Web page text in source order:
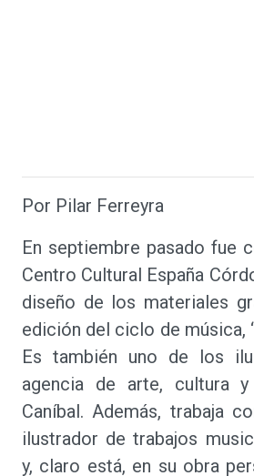
Por Pilar Ferreyra
En septiembre pasado fue
Centro Cultural España
diseño de los materiales
edición del ciclo de música,
Es también uno de los
agencia de arte, cultura y
Caníbal. Además, trabaja
ilustrador de trabajos
y, claro está, en su obra